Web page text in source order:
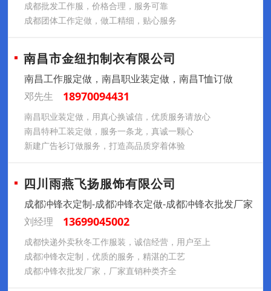
成都批发工作服，价格合理，服务可靠
成都团体工作定做，做工精细，贴心服务
南昌市金纽扣制衣有限公司
南昌工作服定做，南昌职业装定做，南昌T恤订做
邓先生
18970094431
南昌职业装定做，用真心换诚信，优质服务请放心
南昌特种工装定做，服务一条龙，真诚一颗心
新建广告衫订做服务，打造高品质穿着体验
四川雨燕飞扬服饰有限公司
成都冲锋衣定制-成都冲锋衣定做-成都冲锋衣批发厂家
刘经理
13699045002
成都快递外卖秋冬工作服装，诚信经营，用户至上
成都冲锋衣定制，优质的服务，精湛的工艺
成都冲锋衣批发厂家，厂家直销种类齐全